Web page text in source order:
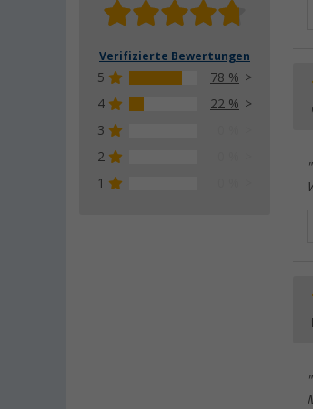
Verifizierte Bewertungen
5
78 %
4
22 %
3
2
1